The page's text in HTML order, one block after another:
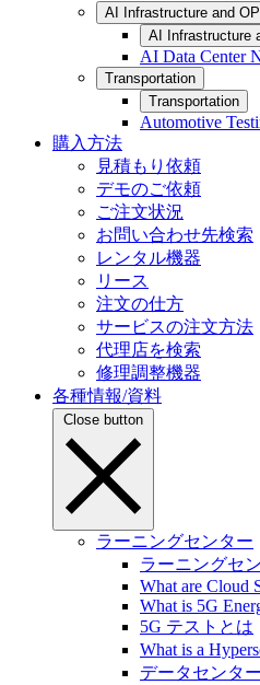
AI Infrastructure and
AI Infrastructure
AI Data Center
Transportation
Transportation
Automotive
購入方法
見積もり依頼
デモのご依頼
ご注文状況
お問い合わせ先検索
レンタル機器
リース
注文の仕方
サービスの注文方法
代理店を検索
修理調整機器
各種情報/資料
Close button
ラーニングセンター
ラーニングセ
What are Cloud
What is 5G
5G テストとは
What is a
データセンタ